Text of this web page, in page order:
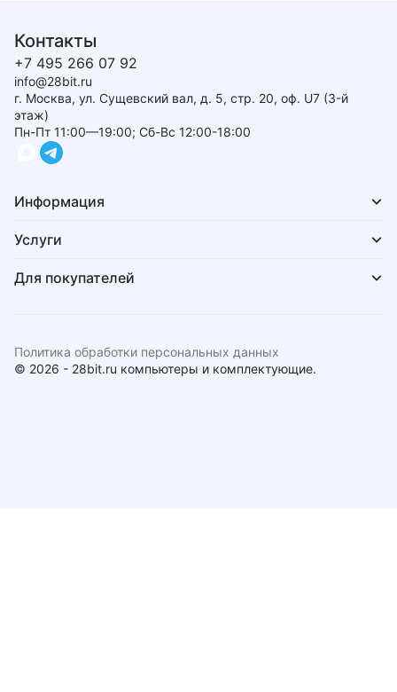
Контакты
+7 495 266 07 92
info@28bit.ru
г. Москва, ул. Сущевский вал, д. 5, стр. 20, оф. U7 (3-й
этаж)
Пн-Пт 11:00—19:00; Сб-Вс 12:00-18:00
Информация
Услуги
Для покупателей
© 2026 - 28bit.ru компьютеры и комплектующие.
Политика обработки персональных данных